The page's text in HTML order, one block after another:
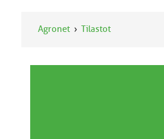
Agronet Tilastot